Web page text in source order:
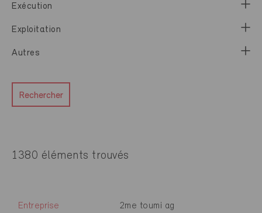
Exécution
Exploitation
Autres
Rechercher
1380 éléments trouvés
Entreprise 2me toumi ag